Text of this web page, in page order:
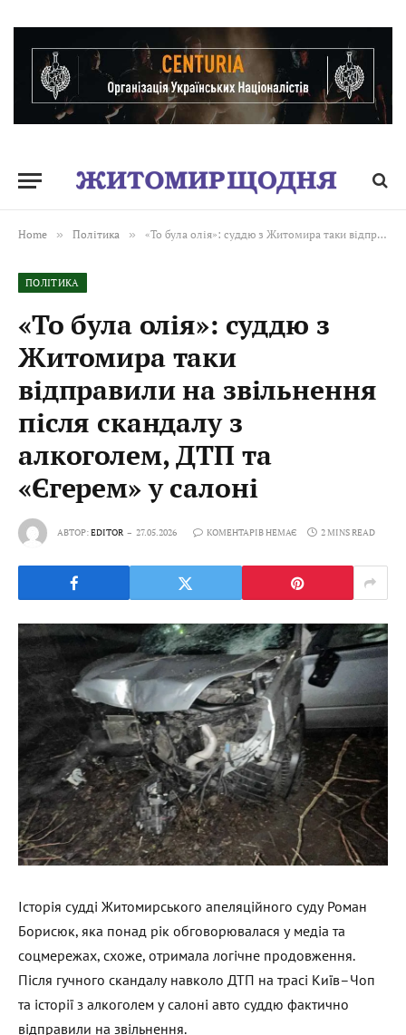
Home » Політика » «То була олія»: суддю з Житомира таки відправили на звільнення після скандалу з алкоголем, ДТП та «Єгерем» у салоні
ПОЛІТИКА
«То була олія»: суддю з
Житомира таки
відправили на звільнення
після скандалу з
алкоголем, ДТП та
«Єгерем» у салоні
АВТОР:EDITOR 27.05.2026 КОМЕНТАРІВ НЕМАЄ 2 MINS READ
Історія судді Житомирського апеляційного суду Роман
Борисюк, яка понад рік обговорювалася у медіа та
соцмережах, схоже, отримала логічне продовження.
Після гучного скандалу навколо ДТП на трасі Київ–Чоп
та історії з алкоголем у салоні авто суддю фактично
відправили на звільнення.